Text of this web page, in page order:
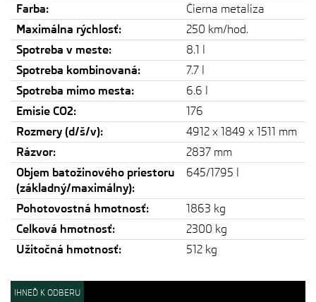
Farba:
Čierna metalíza
Maximálna rýchlosť:
250 km/hod.
Spotreba v meste:
8.1 l
Spotreba kombinovaná:
7.7 l
Spotreba mimo mesta:
6.6 l
Emisie CO2:
176
Rozmery (d/š/v):
4912 x 1849 x 1511 mm
Rázvor:
2837 mm
Objem batožinového priestoru
(základný/maximálny):
645/1795 l
Pohotovostná hmotnosť:
1863 kg
Celková hmotnosť:
2300 kg
Užitočná hmotnosť:
512 kg
IHNEĎ K ODBERU